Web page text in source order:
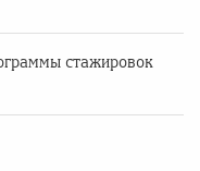
стажировок